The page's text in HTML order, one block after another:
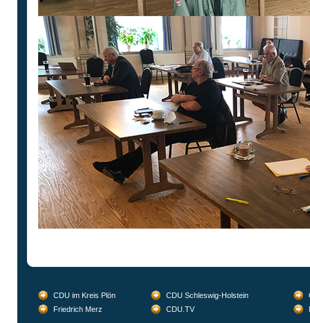
CDU im Kreis Plön CDU Schleswig-Holstein
Friedrich Merz
CDU.TV